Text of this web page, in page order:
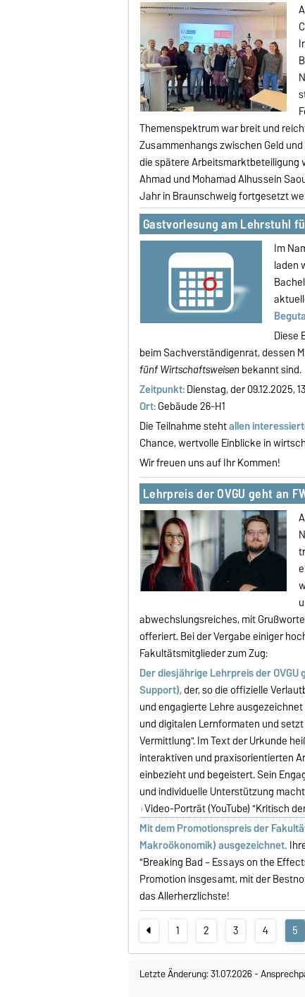
Themenspektrum war breit und
Zusammenhangs zwischen Geld
die spätere Arbeitsmarktbeteiligung
Ahmad und Mohamad Alhussein
Jahr in Braunschweig fortgesetzt
Gastvorlesung am Lehrstuhl
Im
laden
Diese
beim Sachverständigenrat, dessen
fünfWirtschaftsweisen bekannt sind.
Zeitpunkt:Dienstag, der 09.12.2025,
Ort:Gebäude 26-H1
Die Teilnahme stehtallen
Chance, wertvolle Einblicke in
Wir freuen uns auf Ihr Kommen!
Lehrpreis der OVGU geht an
abwechslungsreiches, mit
offeriert. Bei der Vergabe einiger
Fakultätsmitglieder zum Zug:
Der diesjährige Lehrpreis der OVGU
Support),der, so die offizielle
und engagierte Lehre
und digitalen Lernformaten und
Vermittlung". Im Text der Urkunde
interaktiven und praxisorientierten
einbezieht und begeistert. Sein
und individuelle Unterstützung
Video-Porträt (YouTube) "Kritisch
Mit dem Promotionspreis der
Makroökonomik) ausgezeichnet.
"Breaking Bad – Essays on the
Promotion insgesamt, mit der
das Allerherzlichste!
1 2 3 4 5
Letzte Änderung: 31.07.2026-